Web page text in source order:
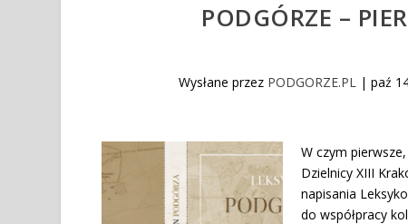
PODGÓRZE –
Wysłane przez PODGORZE.PL| paź
W czym
Dzielnicy XIII
napisania
do współpracy